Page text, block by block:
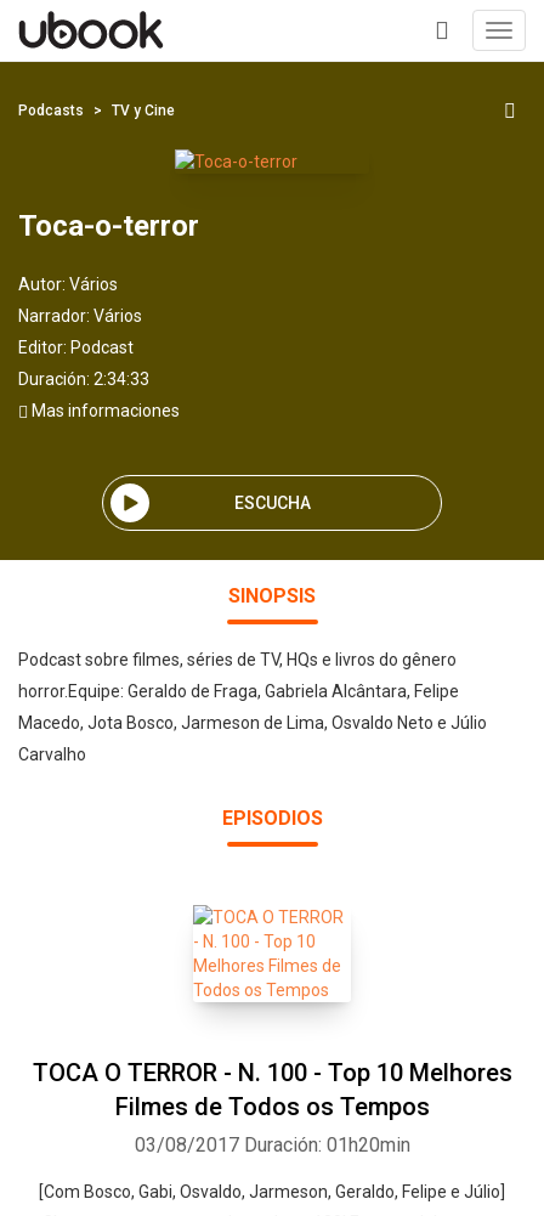
+
Podcasts TV y Cine
Toca-o-terror
Autor: Vários
Narrador: Vários
Editor: Podcast
Duración: 2:34:33
Mas informaciones
ESCUCHA
SINOPSIS
Podcast sobre filmes, séries de TV, HQs e livros do gênero
horror.Equipe: Geraldo de Fraga, Gabriela Alcântara, Felipe
Macedo, Jota Bosco, Jarmeson de Lima, Osvaldo Neto e Júlio
Carvalho
EPISODIOS
TOCA O TERROR - N. 100 - Top 10 Melhores
Filmes de Todos os Tempos
03/08/2017 Duración: 01h20min
[Com Bosco, Gabi, Osvaldo, Jarmeson, Geraldo, Felipe e Júlio]